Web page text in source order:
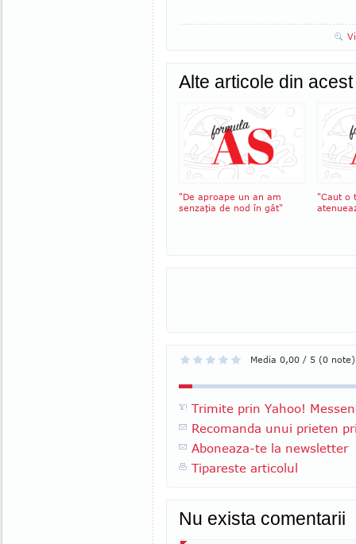
Alte articole din
"De aproape un an am
senzaţia de nod în gât"
"Caut o
Media 0,00 / 5 (0 note)
Trimite prin Yahoo!
Recomanda unui prieten
Aboneaza-te la newsletter
Tipareste articolul
Nu exista comentarii